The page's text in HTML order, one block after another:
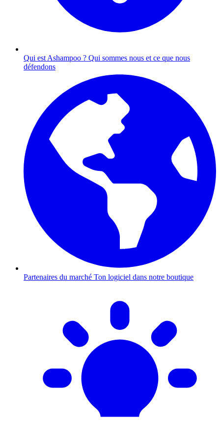
Qui est Ashampoo ? Qui sommes nous et ce que nous
défendons
Partenaires du marché Ton logiciel dans notre boutique